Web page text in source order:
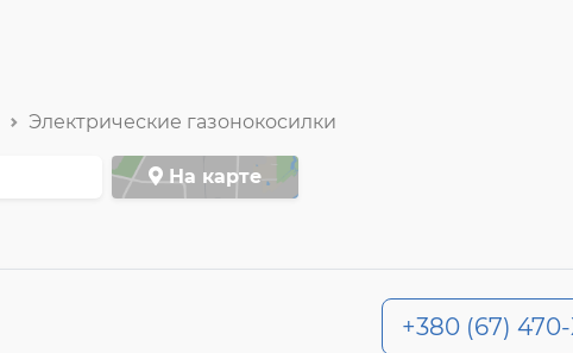
Электрические газонокосилки
На карте
+380 (67)